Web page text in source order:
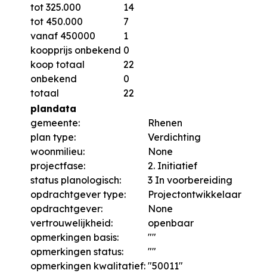
tot 325.000
14
tot 450.000
7
vanaf 450000
1
koopprijs onbekend 0
koop totaal
22
onbekend
0
totaal
22
plandata
gemeente:
Rhenen
plan type:
Verdichting
woonmilieu:
None
projectfase:
2. Initiatief
status planologisch:
3 In voorbereiding
opdrachtgever type:
Projectontwikkelaar
opdrachtgever:
None
vertrouwelijkheid:
openbaar
opmerkingen basis:
""
opmerkingen status:
""
opmerkingen kwalitatief: "50011"